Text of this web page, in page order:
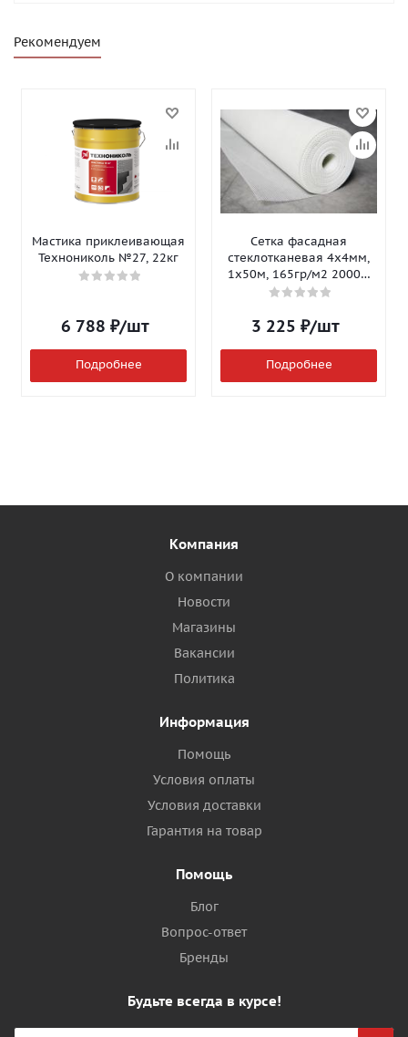
Рекомендуем
Мастика приклеивающая
Технониколь №27, 22кг
6 788 ₽/шт
Подробнее
Сетка фасадная
стеклотканевая 4х4мм,
1х50м, 165гр/м2 2000Н
Isomax-165
3 225 ₽/шт
Подробнее
Компания
О компании
Новости
Магазины
Вакансии
Политика
Информация
Помощь
Условия оплаты
Условия доставки
Гарантия на товар
Помощь
Блог
Вопрос-ответ
Бренды
Будьте всегда в курсе!